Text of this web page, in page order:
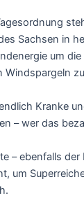
Sachsen in
um
Windspargeln
Kranke
– wer das
– ebenfalls der
um